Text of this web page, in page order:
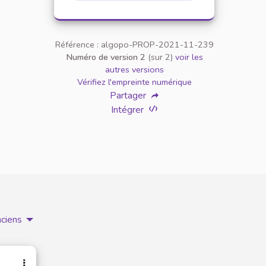
Référence : algopo-PROP-2021-11-239
Numéro de version 2 (sur 2) voir les
autres versions
Vérifiez l'empreinte numérique
Partager
Intégrer